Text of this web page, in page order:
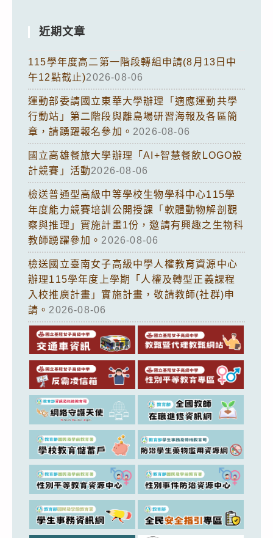
近期文章
115學年度高二第一階段轉組申請(8月13日中
午12點截止)2026-08-06
運動部委請國立東華大學辦理「適應運動共學
行動站」第二階段與離島場研習海報及各區簡
章，請踴躍報名參加。 2026-08-06
國立高雄餐旅大學辦理「AI+智慧餐飲LOGO設
計競賽」活動2026-08-06
檢送普通型高級中等學校生物學科中心115學
年度能力競賽培訓公開授課「軟體動物解剖觀
察與推理」實施計畫1份，邀請有興趣之生物科
教師踴躍參加。 2026-08-06
檢送國立臺南女子高級中學人權教育資源中心
辦理115學年度上學期「人權及轉型正義課程
入校推廣計畫」實施計畫，敬請教師(社群)申
請。 2026-08-06